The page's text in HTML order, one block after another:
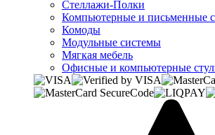
Стеллажи-Полки
Компьютерные и письменные
Комоды
Модульные системы
Мягкая мебель
Офисные и компьютерные